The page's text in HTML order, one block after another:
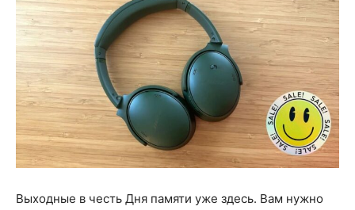
Выходные в честь Дня памяти уже здесь. Вам нужно